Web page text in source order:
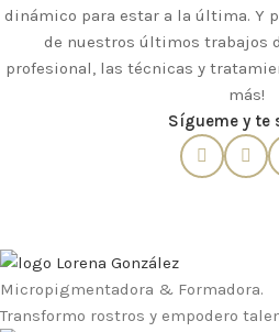
dinámico para estar a la última. Y
de nuestros últimos trabajos
profesional, las técnicas y
más!
Sígueme y te
Micropigmentadora & Formadora.
Transformo rostros y empodero